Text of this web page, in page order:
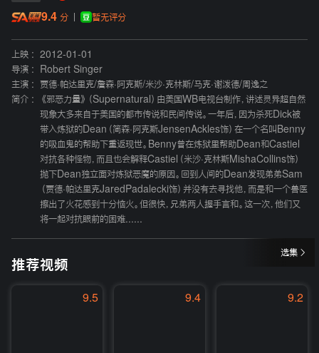
9.4 分 暂无评分
上映 :
2012-01-01
导演 :
Robert Singer
主演 :
贾德·帕达里克/詹森·阿克斯/米沙·克林斯/马克·谢泼德/周逸之
简介 :
《邪恶力量》（Supernatural）由美国WB电视台制作，讲述灵异超自然
现象大多来自于美国的都市传说和民间传说。一年后，因为杀死Dick被
带入炼狱的Dean（简森·阿克斯JensenAckles饰）在一个名叫Benny
的吸血鬼的帮助下重返现世。Benny曾在炼狱里帮助Dean和Castiel
对抗各种怪物，而且也会解释Castiel（米沙·克林斯MishaCollins饰）
抛下Dean独立面对炼狱恶魔的原因。回到人间的Dean发现弟弟Sam
（贾德·帕达里克JaredPadalecki饰）并没有去寻找他，而是和一个兽医
擦出了火花感到十分恼火。但很快，兄弟两人握手言和。这一次，他们又
将一起对抗眼前的困难......
选集
推荐视频
9.5 9.4 9.2